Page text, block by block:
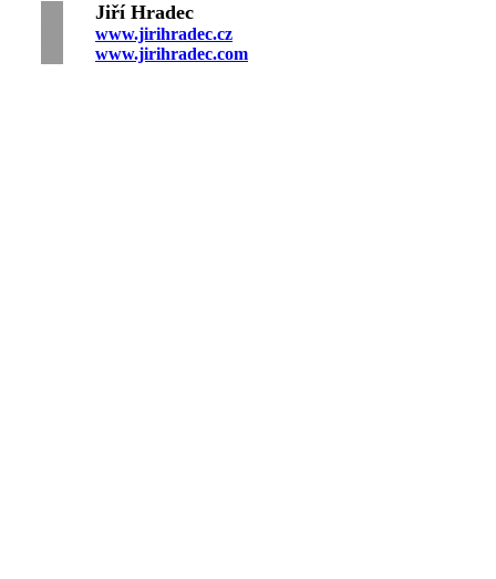
Jiří Hradec
www.jirihradec.cz
www.jirihradec.com